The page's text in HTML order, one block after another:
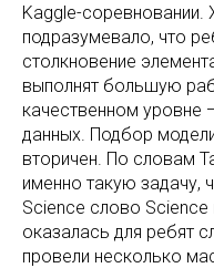
Kaggle-
подразумевало, что
столкновение
выполнят большую
качественном уровне
данных. Подбор
вторичен. По словам
именно такую задачу,
Science слово
оказалась для ребят
провели несколько